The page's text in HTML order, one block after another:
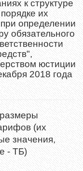
к структуре
их
определении
обязательного
юстиции
2018 года
(их
значения,
- ТБ)